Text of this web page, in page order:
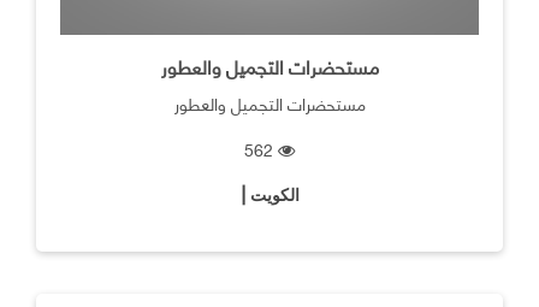
مستحضرات التجميل والعطور
مستحضرات التجميل والعطور
الكويت |